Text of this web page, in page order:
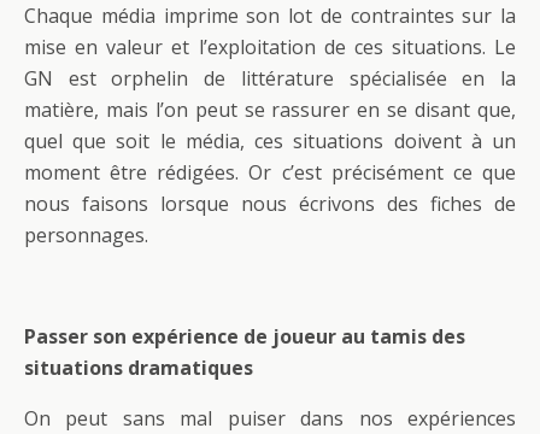
Chaque média imprime son lot de contraintes sur la
mise en valeur et l’exploitation de ces situations. Le
GN est orphelin de littérature spécialisée en la
matière, mais l’on peut se rassurer en se disant que,
quel que soit le média, ces situations doivent à un
moment être rédigées. Or c’est précisément ce que
nous faisons lorsque nous écrivons des fiches de
personnages.
Passer son expérience de joueur au tamis des
situations dramatiques
On peut sans mal puiser dans nos expériences